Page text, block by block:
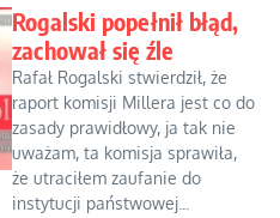
Rogalski popełnił błąd,
zachował się źle
Rafał Rogalski stwierdził, że
raport komisji Millera jest co do
zasady prawidłowy, ja tak nie
uważam, ta komisja sprawiła,
że utraciłem zaufanie do
instytucji państwowej...